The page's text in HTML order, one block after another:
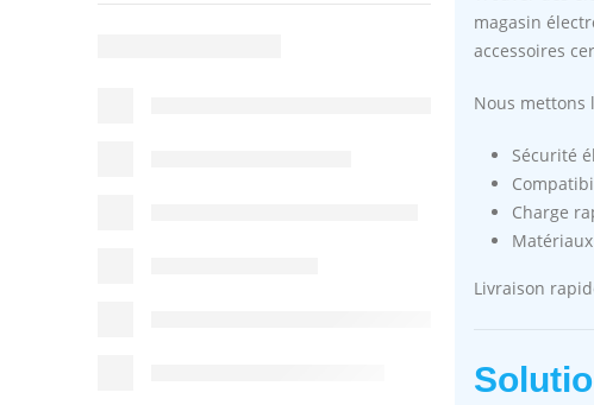
magasin
accessoires
Nous mettons
Sécurité
Charge
Livraison